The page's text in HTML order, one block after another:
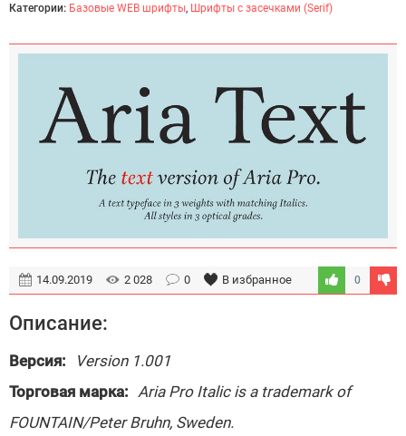
Категории: Базовые WEB шрифты, Шрифты с засечками (Serif)
14.09.2019 2 028 0 В избранное 0
Описание:
Версия:
Version 1.001
Торговая марка: Aria Pro Italic is a trademark of
FOUNTAIN/Peter Bruhn, Sweden.